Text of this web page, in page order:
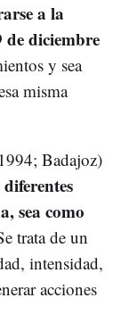
a la
de diciembre
y sea
misma
Badajoz)
sea como
trata de un
intensidad,
acciones